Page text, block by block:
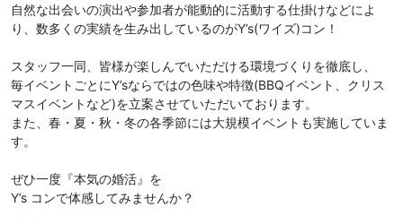
自然な出会いの演出や参加者が能動的に活動する仕掛けなどによ
り、数多くの実績を生み出しているのがY’s(ワイズ)コン！
スタッフ一同、皆様が楽しんでいただける環境づくりを徹底し、
毎イベントごとにY’sならではの色味や特徴(BBQイベント、クリス
マスイベントなど)を立案させていただいております。
また、春・夏・秋・冬の各季節には大規模イベントも実施していま
す。
ぜひ一度『本気の婚活』を
Y’s コンで体感してみませんか？